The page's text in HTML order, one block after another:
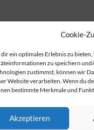
Cookie-
dir ein optimales Erlebnis zu
zu speichern
zustimmst, können wir
Website verarbeiten. Wenn du
bestimmte Merkmale und
Akzeptieren
und den Park.
bei Hofe und in den